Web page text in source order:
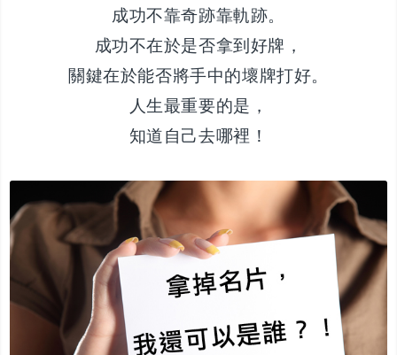
成功不靠奇跡靠軌跡。
成功不在於是否拿到好牌，
關鍵在於能否將手中的壞牌打好。
人生最重要的是，
知道自己去哪裡！